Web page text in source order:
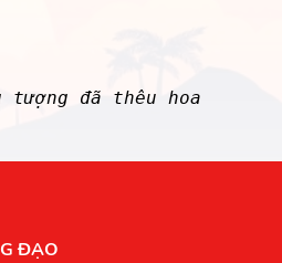
đã thêu hoa
ĐẠO